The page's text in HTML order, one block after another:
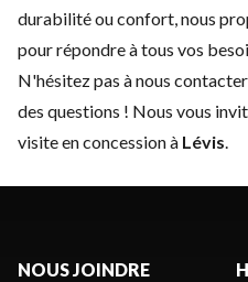
durabilité ou confort, nous
pour répondre à tous vos
N'hésitez pas ànous contacter
des questions ! Nous vous
visite en concession à Lévis.
NOUS JOINDRE